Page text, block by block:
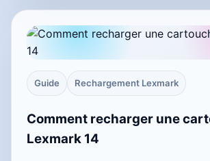
Guide Rechargement Lexmark
Comment recharger une
Lexmark 14